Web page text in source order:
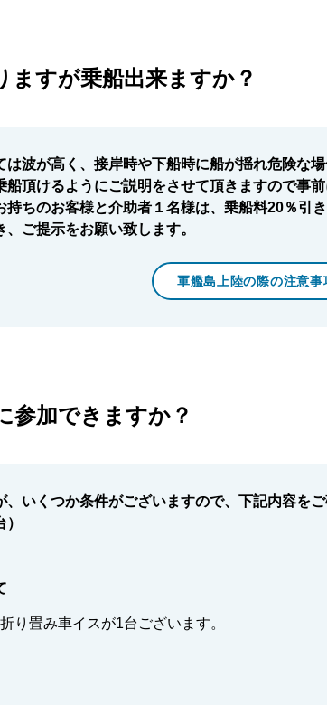
ますが乗船出来ますか？
は波が高く、接岸時や下船時に船が揺れ危険な
船頂けるようにご説明をさせて頂きますので事
持ちのお客様と介助者１名様は、乗船料20％引
ご提示をお願い致します。
軍艦島上陸の際の注意事
参加できますか？
、いくつか条件がございますので、下記内容を
り畳み車イスが1台ございます。